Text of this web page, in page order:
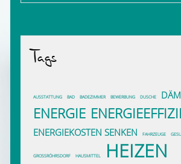
Tags
AUSSTATTUNG BAD BADEZIMMER BEWERBUNG DUSCHE
ENERGIE
ENERGIEKOSTEN SENKEN FAHRZEUGE
GROSSRÖHRSDORF HAUSMITTEL HEIZEN